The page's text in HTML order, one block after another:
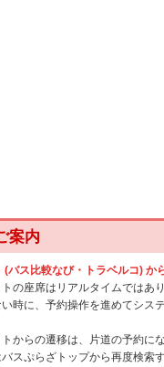
案内
(バス比較なび・トラベルコ) か
トの座席はリアルタイムではあ
時に、予約操作を進めてシス
トからの遷移は、片道の予約にな
スぷらざトップから再度検索